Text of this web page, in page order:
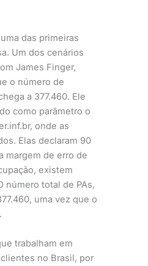
das primeiras
Um dos cenários
James Finger,
o número de
a 377.460. Ele
como parâmetro o
onde as
Elas declaram 90
margem de erro de
existem
número total de PAs,
uma vez que o
trabalham em
no Brasil, por